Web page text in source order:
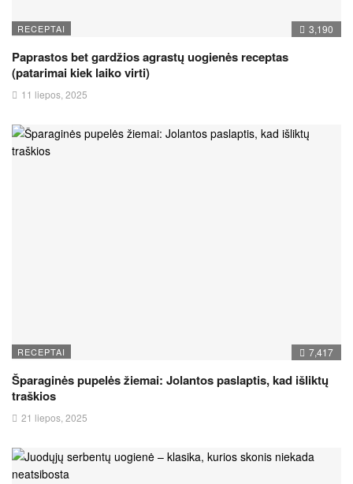
RECEPTAI 3,190
Paprastos bet gardžios agrastų uogienės receptas
(patarimai kiek laiko virti)
11 liepos, 2025
RECEPTAI 7,417
Šparaginės pupelės žiemai: Jolantos paslaptis, kad išliktų
traškios
21 liepos, 2025